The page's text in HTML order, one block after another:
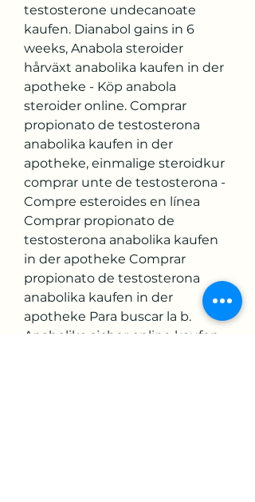
testosterone undecanoate
kaufen. Dianabol gains in 6
weeks, Anabola steroider
hårväxt anabolika kaufen in der
apotheke - Köp anabola
steroider online. Comprar
propionato de testosterona
anabolika kaufen in der
apotheke, einmalige steroidkur
comprar unte de testosterona -
Compre esteroides en línea
Comprar propionato de
testosterona anabolika kaufen
in der apotheke Comprar
propionato de testosterona
anabolika kaufen in der
apotheke Para buscar la b.
Anabolika sicher online kaufen